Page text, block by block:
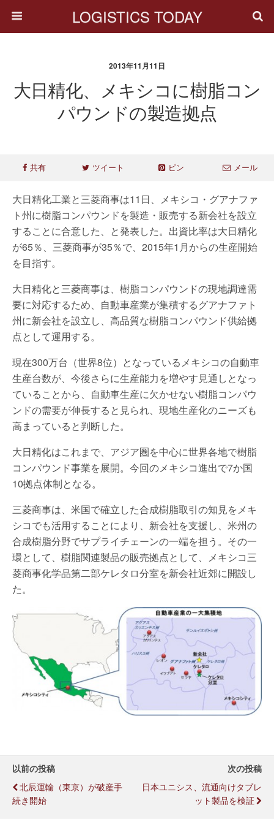
LOGISTICS TODAY
2013年11月11日
大日精化、メキシコに樹脂コン
パウンドの製造拠点
共有 ツイート ピン メール
大日精化工業と三菱商事は11日、メキシコ・グアナファ
ト州に樹脂コンパウンドを製造・販売する新会社を設立
することに合意した、と発表した。出資比率は大日精化
が65％、三菱商事が35％で、2015年1月からの生産開始
を目指す。
大日精化と三菱商事は、樹脂コンパウンドの現地調達需
要に対応するため、自動車産業が集積するグアナファト
州に新会社を設立し、高品質な樹脂コンパウンド供給拠
点として運用する。
現在300万台（世界8位）となっているメキシコの自動車
生産台数が、今後さらに生産能力を増やす見通しとなっ
ていることから、自動車生産に欠かせない樹脂コンパウ
ンドの需要が伸長すると見られ、現地生産化のニーズも
高まっていると判断した。
大日精化はこれまで、アジア圏を中心に世界各地で樹脂
コンパウンド事業を展開。今回のメキシコ進出で7か国
10拠点体制となる。
三菱商事は、米国で確立した合成樹脂取引の知見をメキ
シコでも活用することにより、新会社を支援し、米州の
合成樹脂分野でサプライチェーンの一端を担う。その一
環として、樹脂関連製品の販売拠点として、メキシコ三
菱商事化学品第二部ケレタロ分室を新会社近郊に開設し
た。
以前の投稿
北辰運輸（東京）が破産手
続き開始
次の投稿
日本ユニシス、流通向けタブレ
ット製品を検証